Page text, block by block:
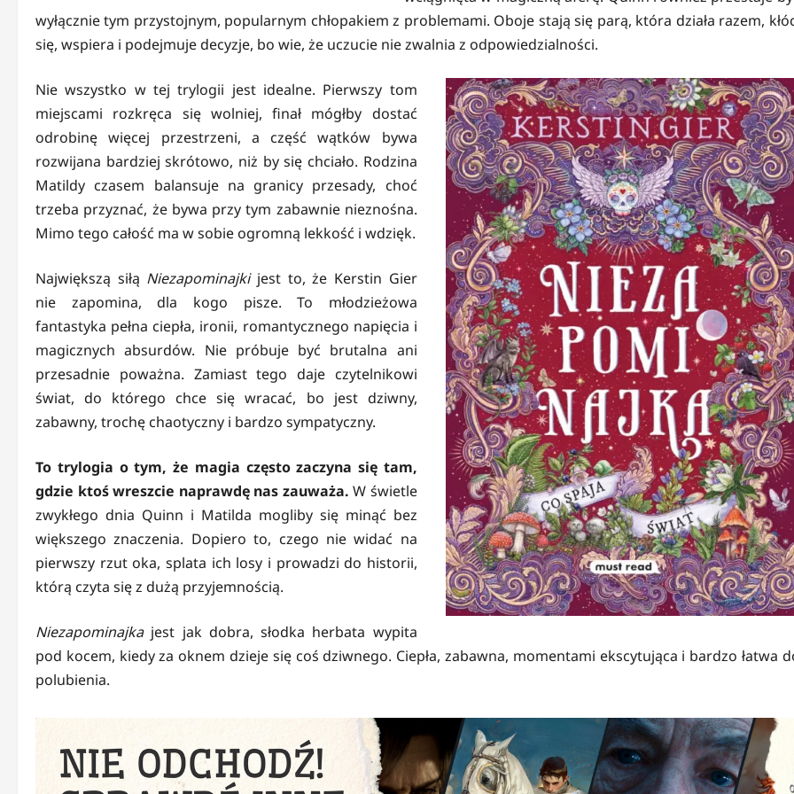
wyłącznie tym przystojnym, popularnym chłopakiem z problemami. Oboje stają się parą, która działa razem,
się, wspiera i podejmuje decyzje, bo wie, że uczucie nie zwalnia z odpowiedzialności.
Nie wszystko w tej trylogii jest idealne. Pierwszy tom
miejscami rozkręca się wolniej, finał mógłby dostać
odrobinę więcej przestrzeni, a część wątków bywa
rozwijana bardziej skrótowo, niż by się chciało. Rodzina
Matildy czasem balansuje na granicy przesady, choć
trzeba przyznać, że bywa przy tym zabawnie nieznośna.
Mimo tego całość ma w sobie ogromną lekkość i wdzięk.
Największą siłą Niezapominajkijest to, że Kerstin Gier
nie zapomina, dla kogo pisze. To młodzieżowa
fantastyka pełna ciepła, ironii, romantycznego napięcia i
magicznych absurdów. Nie próbuje być brutalna ani
przesadnie poważna. Zamiast tego daje czytelnikowi
świat, do którego chce się wracać, bo jest dziwny,
zabawny, trochę chaotyczny i bardzo sympatyczny.
To trylogia o tym, że magia często zaczyna się tam,
gdzie ktoś wreszcie naprawdę nas zauważa. W świetle
zwykłego dnia Quinn i Matilda mogliby się minąć bez
większego znaczenia. Dopiero to, czego nie widać na
pierwszy rzut oka, splata ich losy i prowadzi do historii,
którą czyta się z dużą przyjemnością.
Niezapominajkajest jak dobra, słodka herbata wypita
pod kocem, kiedy za oknem dzieje się coś dziwnego. Ciepła, zabawna, momentami ekscytująca i bardzo łatwa
polubienia.